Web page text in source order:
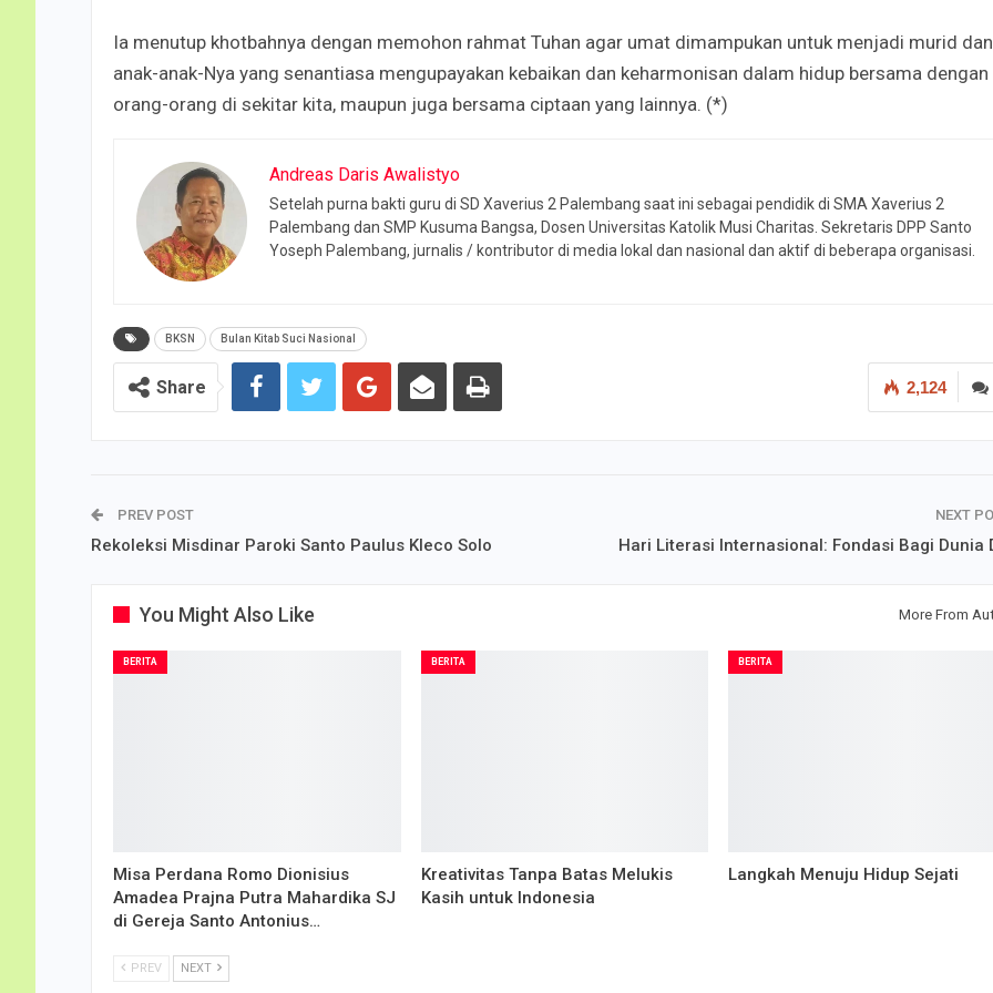
Ia menutup khotbahnya dengan memohon rahmat Tuhan agar umat dimampukan untuk menjadi murid dan
anak-anak-Nya yang senantiasa mengupayakan kebaikan dan keharmonisan dalam hidup bersama dengan
orang-orang di sekitar kita, maupun juga bersama ciptaan yang lainnya. (*)
Andreas Daris Awalistyo
Setelah purna bakti guru di SD Xaverius 2 Palembang saat ini sebagai pendidik di SMA Xaverius 2
Palembang dan SMP Kusuma Bangsa, Dosen Universitas Katolik Musi Charitas. Sekretaris DPP Santo
Yoseph Palembang, jurnalis / kontributor di media lokal dan nasional dan aktif di beberapa organisasi.
BKSN Bulan Kitab Suci Nasional
2,124
Share
PREV POST
Rekoleksi Misdinar Paroki Santo Paulus Kleco Solo
NEXT
Hari Literasi Internasional: Fondasi Bagi Dunia
You Might Also Like More From
BERITA
Misa Perdana Romo Dionisius
Amadea Prajna Putra Mahardika SJ
di Gereja Santo Antonius…
BERITA
Kreativitas Tanpa Batas Melukis
Kasih untuk Indonesia
BERITA
Langkah Menuju Hidup Sejati
PREV NEXT